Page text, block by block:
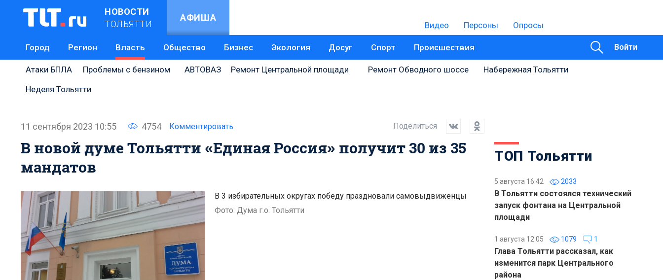
НОВОСТИ
ТОЛЬЯТТИ
АФИША
Видео Персоны Опросы
Город Регион Власть Общество Бизнес Экология Досуг Спорт Происшествия Войти
Атаки БПЛА Проблемы с бензином АВТОВАЗ Ремонт Центральной площади Ремонт Обводного шоссе
Набережная Тольятти
Неделя Тольятти
11 сентября 2023 10:55 4754 Комментировать Поделиться
В новой думе Тольятти «Единая Россия» получит 30 из 35
мандатов
В 3 избирательных округах победу праздновали самовыдвиженцы
Фото: Дума г.о. Тольятти
ТОП Тольятти
5 августа 16:42 2033
В Тольятти состоялся технический
запуск фонтана на Центральной
площади
1 августа 12:05 1079 1
Глава Тольятти рассказал, как
изменится парк Центрального
района